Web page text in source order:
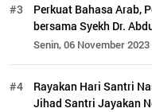
#3
Perkuat Bahasa Arab,
bersama Syekh Dr.
Senin, 06 November
#4
Rayakan Hari Santri
Jihad Santri Jayakan